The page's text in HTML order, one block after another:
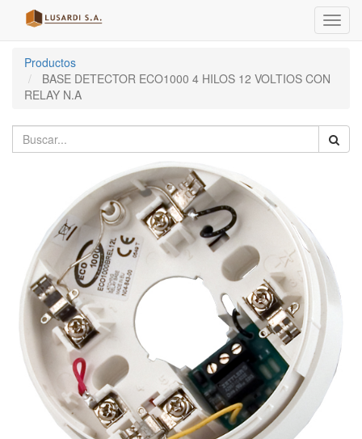
Menú
de
Productos
BASE DETECTOR ECO1000 4 HILOS 12 VOLTIOS CON
RELAY N.A